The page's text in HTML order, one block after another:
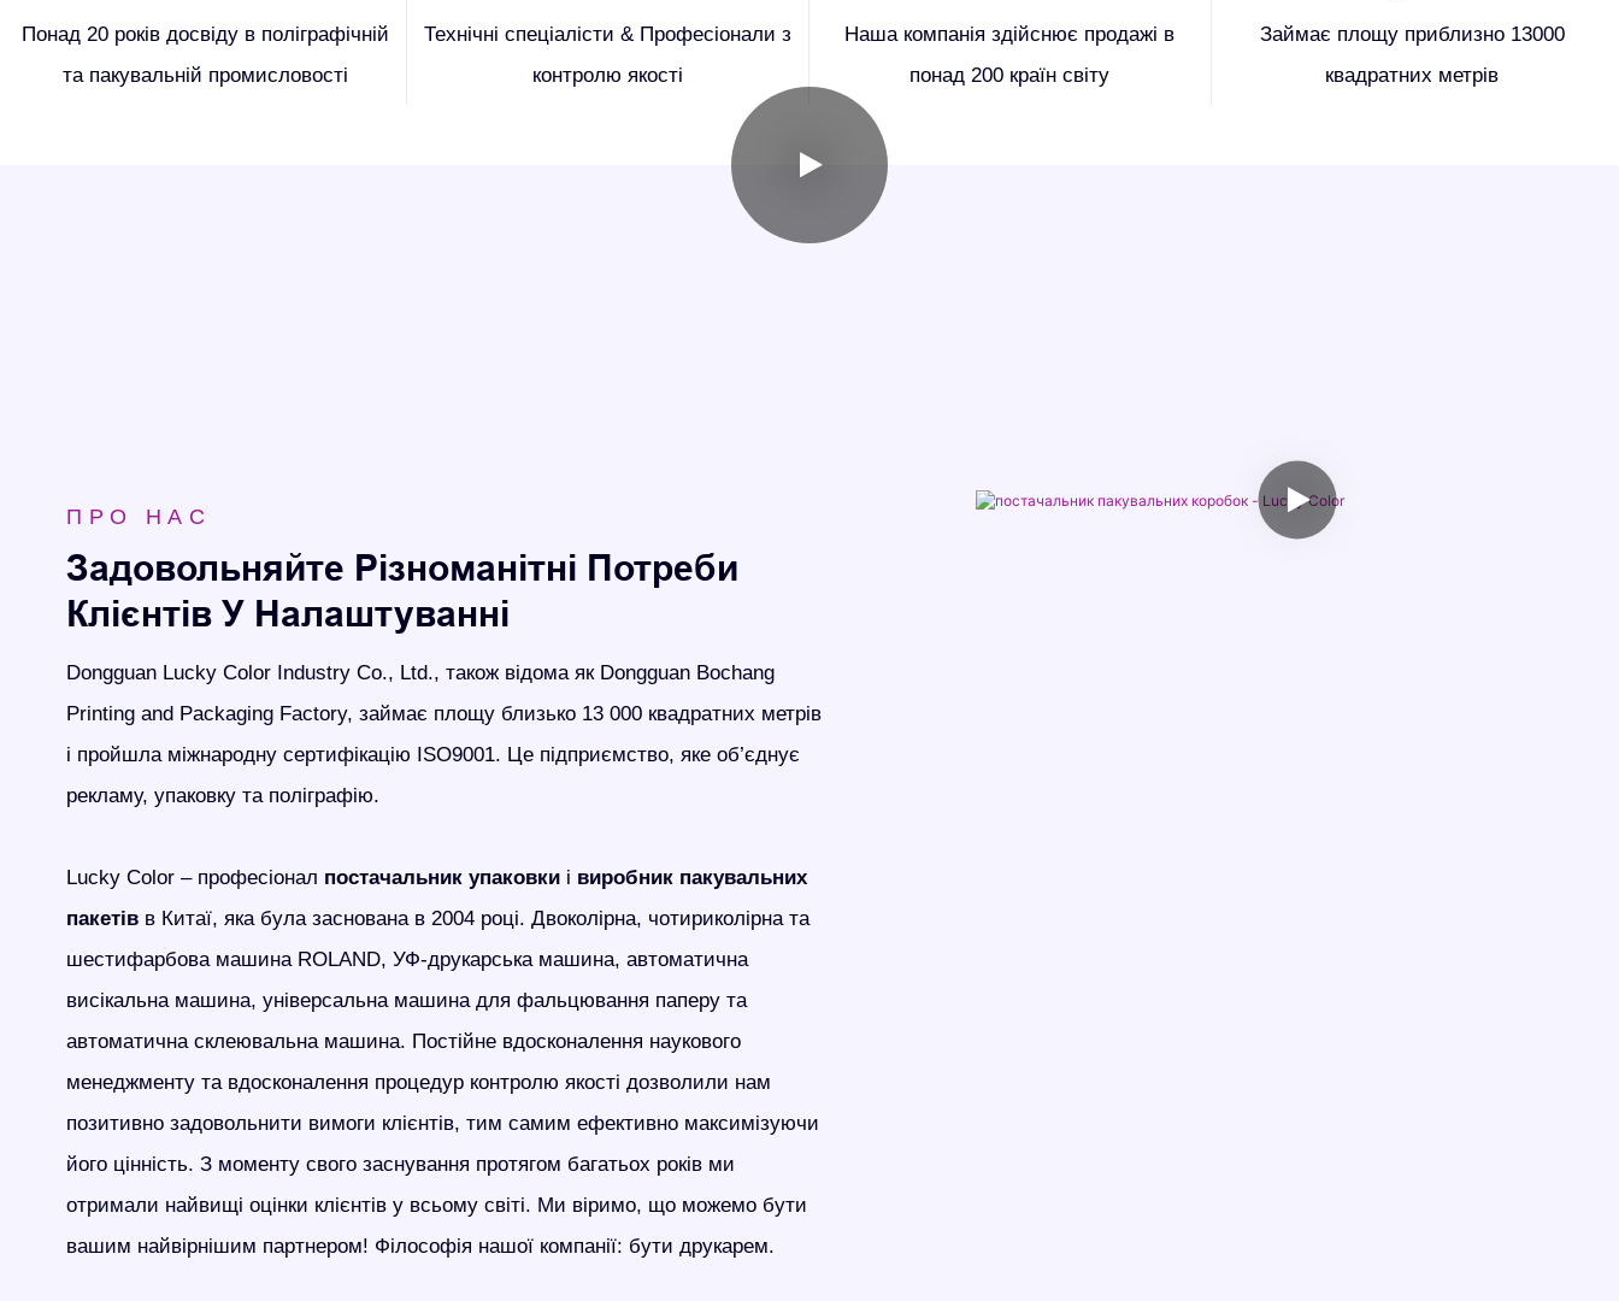
Понад 20 років досвіду в поліграфічній
та пакувальній промисловості
Технічні спеціалісти & Професіонали з
контролю якості
Наша компанія здійснює продажі в
понад 200 країн світу
Займає площу приблизно 13000
квадратних метрів
ПРО НАС
Задовольняйте Різноманітні Потреби
Клієнтів У Налаштуванні
Dongguan Lucky Color Industry Co., Ltd., також відома як Dongguan Bochang
Printing and Packaging Factory, займає площу близько 13 000 квадратних метрів
і пройшла міжнародну сертифікацію ISO9001. Це підприємство, яке об’єднує
рекламу, упаковку та поліграфію.
Lucky Color – професіонал постачальник упаковки і виробник пакувальних
пакетів в Китаї, яка була заснована в 2004 році. Двоколірна, чотириколірна та
шестифарбова машина ROLAND, УФ-друкарська машина, автоматична
висікальна машина, універсальна машина для фальцювання паперу та
автоматична склеювальна машина. Постійне вдосконалення наукового
менеджменту та вдосконалення процедур контролю якості дозволили нам
позитивно задовольнити вимоги клієнтів, тим самим ефективно максимізуючи
його цінність. З моменту свого заснування протягом багатьох років ми
отримали найвищі оцінки клієнтів у всьому світі. Ми віримо, що можемо бути
вашим найвірнішим партнером! Філософія нашої компанії: бути друкарем.